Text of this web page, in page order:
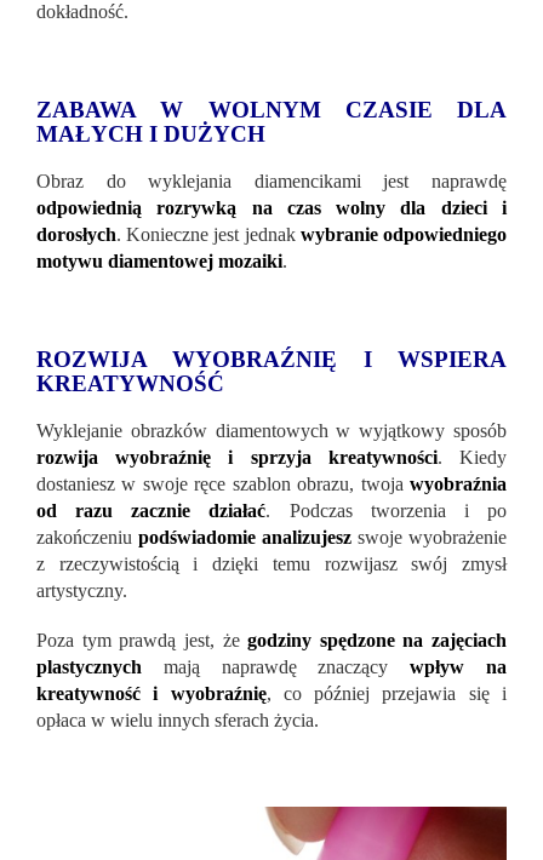
dokładność.
ZABAWA W WOLNYM CZASIE DLA
MAŁYCH I DUŻYCH
Obraz do wyklejania diamencikami jest naprawdę
odpowiednią rozrywką na czas wolny dla dzieci i
dorosłych. Konieczne jest jednak wybranie odpowiedniego
motywu diamentowej mozaiki.
ROZWIJA WYOBRAŹNIĘ I WSPIERA
KREATYWNOŚĆ
Wyklejanie obrazków diamentowych w wyjątkowy sposób
rozwija wyobraźnię i sprzyja kreatywności. Kiedy
dostaniesz w swoje ręce szablon obrazu, twoja wyobraźnia
od razu zacznie działać. Podczas tworzenia i po
zakończeniu podświadomie analizujesz swoje wyobrażenie
z rzeczywistością i dzięki temu rozwijasz swój zmysł
artystyczny.
Poza tym prawdą jest, żegodziny spędzone na zajęciach
plastycznych mają naprawdę znaczącywpływ na
kreatywność i wyobraźnię, co później przejawia się i
opłaca w wielu innych sferach życia.